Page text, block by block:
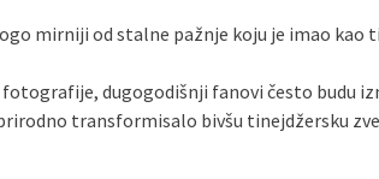
mirniji od stalne pažnje koju je imao kao
dugogodišnji fanovi često budu
transformisalo bivšu tinejdžersku